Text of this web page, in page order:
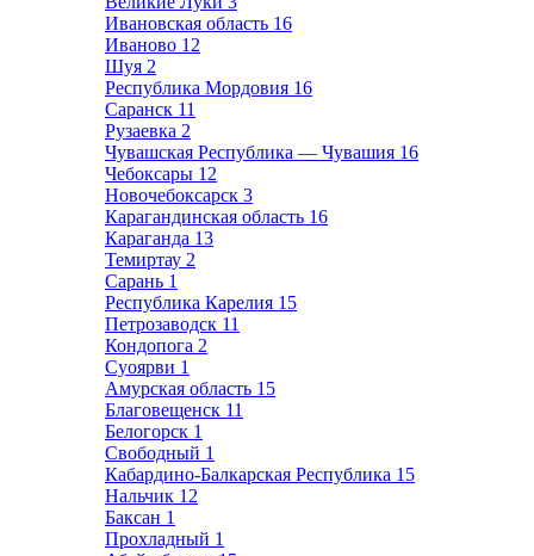
Ивановская область 16
Иваново 12
Шуя 2
Республика Мордовия 16
Саранск 11
Рузаевка 2
Чувашская Республика — Чувашия 16
Чебоксары 12
Новочебоксарск 3
Карагандинская область 16
Караганда 13
Темиртау 2
Сарань 1
Республика Карелия 15
Петрозаводск 11
Кондопога 2
Суоярви 1
Амурская область 15
Благовещенск 11
Белогорск 1
Свободный 1
Кабардино-Балкарская Республика 15
Нальчик 12
Баксан 1
Прохладный 1